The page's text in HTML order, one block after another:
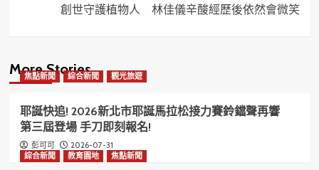
創世守護植物人 林佳儀辛酸經歷後依然會微笑
More Stories
焦點新聞 綜合新聞 觀光旅遊
耶誕快追! 2026新北市耶誕馬拉松接力賽鈴鐺聲再響
第三屆登場 手刀即刻報名!
彭可可
2026-07-31
綜合新聞
教育園地 焦點新聞